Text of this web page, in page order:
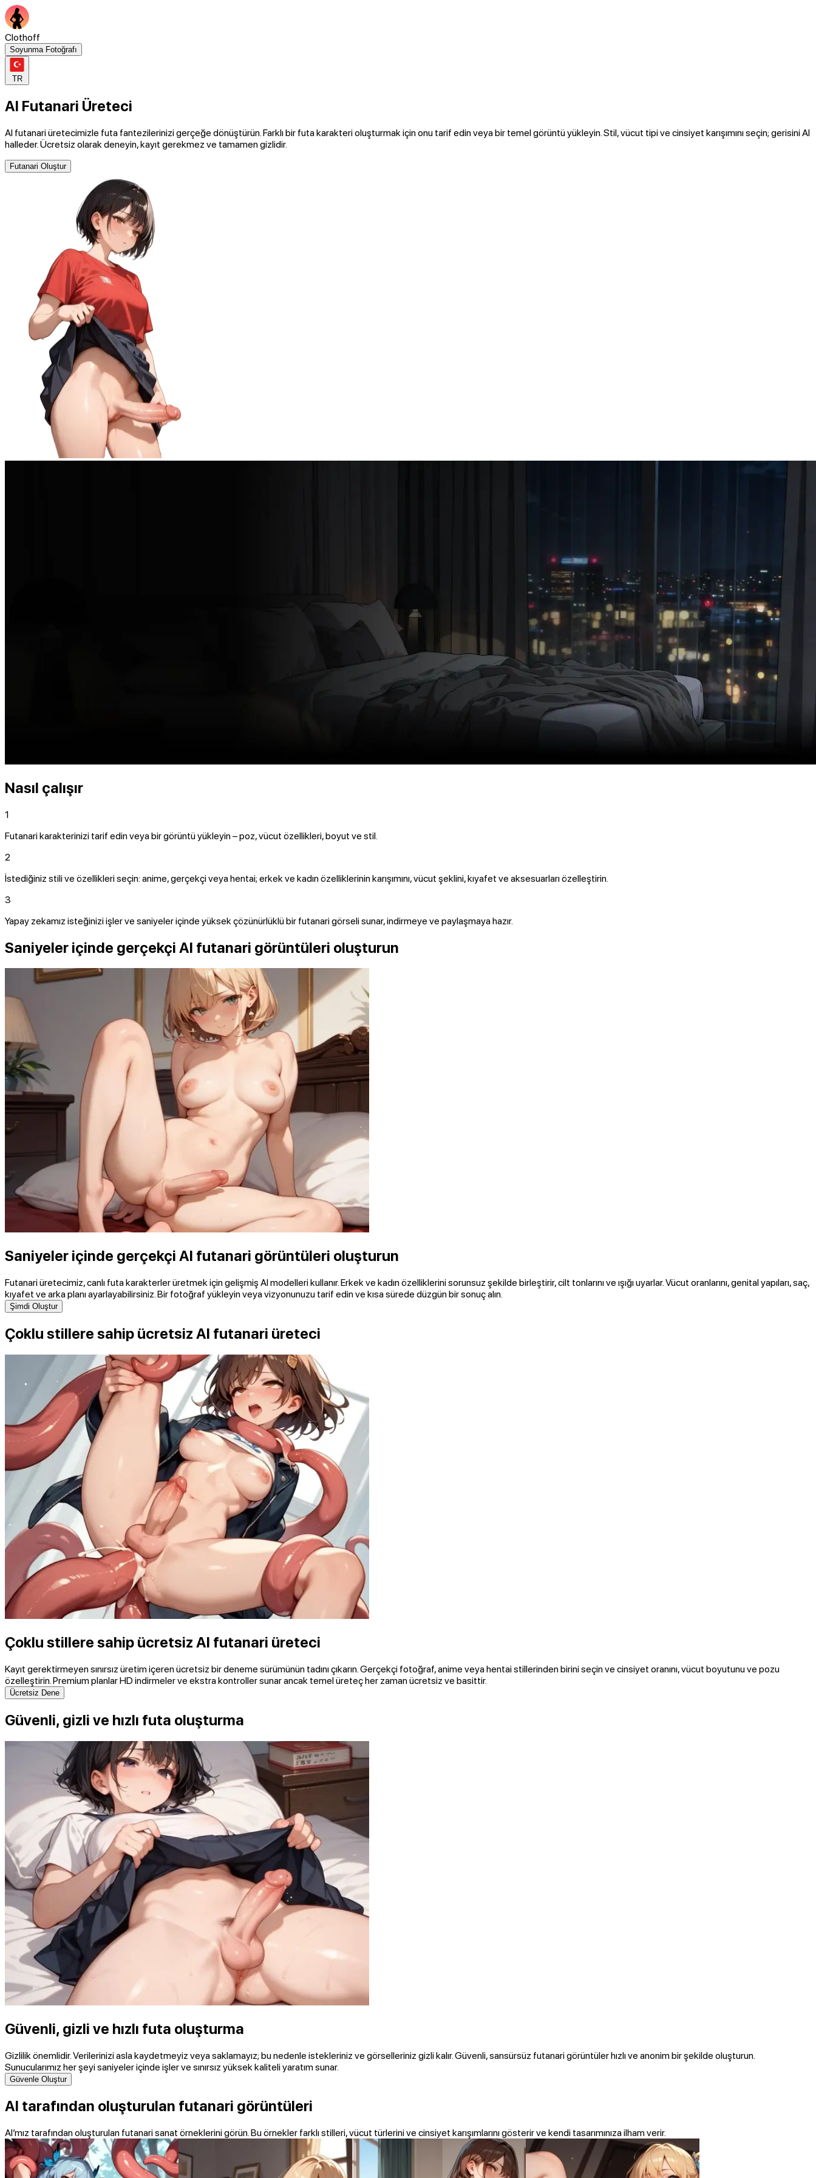
Clothoff
Soyunma Fotoğrafı
TR
AI Futanari Üreteci
AI futanari üretecimizle futa fantezilerinizi gerçeğe dönüştürün. Farklı bir futa karakteri oluşturmak için onu tarif edin veya bir temel görüntü yükleyin. Stil, vücut tipi ve cinsiyet karışımını seçin; gerisini AI
halleder. Ücretsiz olarak deneyin, kayıt gerekmez ve tamamen gizlidir.
Futanari Oluştur
Nasıl çalışır
1
Futanari karakterinizi tarif edin veya bir görüntü yükleyin – poz, vücut özellikleri, boyut ve stil.
2
İstediğiniz stili ve özellikleri seçin: anime, gerçekçi veya hentai; erkek ve kadın özelliklerinin karışımını, vücut şeklini, kıyafet ve aksesuarları özelleştirin.
3
Yapay zekamız isteğinizi işler ve saniyeler içinde yüksek çözünürlüklü bir futanari görseli sunar, indirmeye ve paylaşmaya hazır.
Saniyeler içinde gerçekçi AI futanari görüntüleri oluşturun
Saniyeler içinde gerçekçi AI futanari görüntüleri oluşturun
Futanari üretecimiz, canlı futa karakterler üretmek için gelişmiş AI modelleri kullanır. Erkek ve kadın özelliklerini sorunsuz şekilde birleştirir, cilt tonlarını ve ışığı uyarlar. Vücut oranlarını, genital yapıları, saç,
kıyafet ve arka planı ayarlayabilirsiniz. Bir fotoğraf yükleyin veya vizyonunuzu tarif edin ve kısa sürede düzgün bir sonuç alın.
Şimdi Oluştur
Çoklu stillere sahip ücretsiz AI futanari üreteci
Çoklu stillere sahip ücretsiz AI futanari üreteci
Kayıt gerektirmeyen sınırsız üretim içeren ücretsiz bir deneme sürümünün tadını çıkarın. Gerçekçi fotoğraf, anime veya hentai stillerinden birini seçin ve cinsiyet oranını, vücut boyutunu ve pozu
özelleştirin. Premium planlar HD indirmeler ve ekstra kontroller sunar ancak temel üreteç her zaman ücretsiz ve basittir.
Ücretsiz Dene
Güvenli, gizli ve hızlı futa oluşturma
Güvenli, gizli ve hızlı futa oluşturma
Gizlilik önemlidir. Verilerinizi asla kaydetmeyiz veya saklamayız; bu nedenle istekleriniz ve görselleriniz gizli kalır. Güvenli, sansürsüz futanari görüntüler hızlı ve anonim bir şekilde oluşturun.
Sunucularımız her şeyi saniyeler içinde işler ve sınırsız yüksek kaliteli yaratım sunar.
Güvenle Oluştur
AI tarafından oluşturulan futanari görüntüleri
AI’mız tarafından oluşturulan futanari sanat örneklerini görün. Bu örnekler farklı stilleri, vücut türlerini ve cinsiyet karışımlarını gösterir ve kendi tasarımınıza ilham verir.